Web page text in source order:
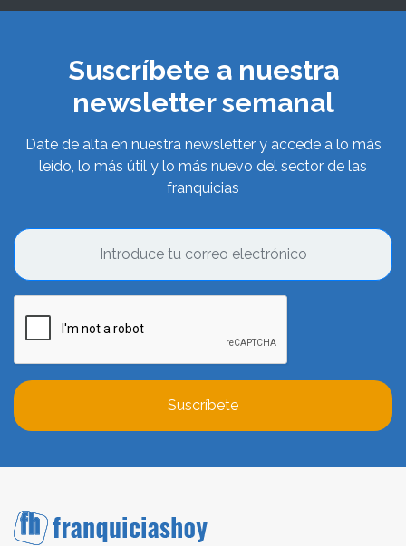
Suscríbete a nuestra
newsletter semanal
Date de alta en nuestra newsletter y accede a lo más
leído, lo más útil y lo más nuevo del sector de las
franquicias
Suscríbete